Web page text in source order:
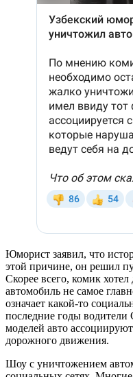
Юморист заявил, что
этой причине, он решил
Скорее всего, комик
автомобиль не самое
означает какой-то
последние годы водители
моделей авто
дорожного движения.
Шоу с уничтожением